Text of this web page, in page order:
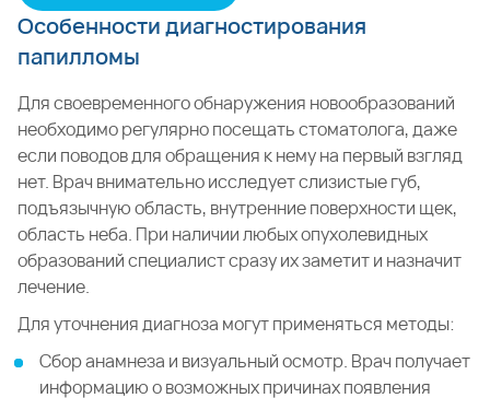
Особенности диагностирования
папилломы
Для своевременного обнаружения новообразований
необходимо регулярно посещать стоматолога, даже
если поводов для обращения к нему на первый взгляд
нет. Врач внимательно исследует слизистые губ,
подъязычную область, внутренние поверхности щек,
область неба. При наличии любых опухолевидных
образований специалист сразу их заметит и назначит
лечение.
Для уточнения диагноза могут применяться методы:
Сбор анамнеза и визуальный осмотр. Врач получает
информацию о возможных причинах появления